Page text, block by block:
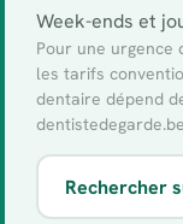
Week-ends et
Pour une urgence
les tarifs
dentaire dépend
Rechercher